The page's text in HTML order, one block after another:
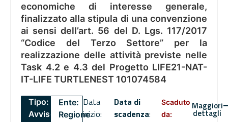
economiche di interesse generale,
finalizzato alla stipula di una convenzione
ai sensi dell’art. 56 del D. Lgs. 117/2017
“Codice del Terzo Settore” per la
realizzazione delle attività previste nelle
Task 4.2 e 4.3 del Progetto LIFE21-NAT-
IT-LIFE TURTLENEST 101074584
Tipo:
Avviso
Ente:
Regione
Data
inizio:
Data di
scadenza:
Scaduto
da:
Maggiori
dettagli